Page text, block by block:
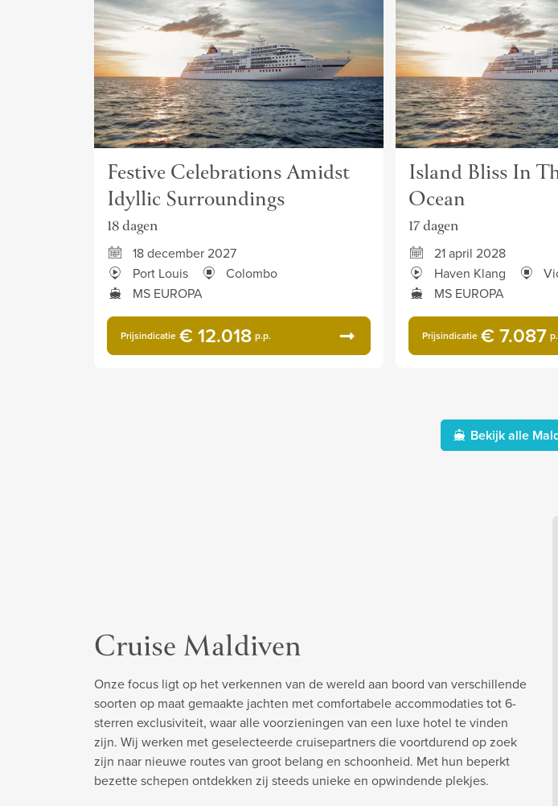
Festive Celebrations Amidst
Idyllic Surroundings
18 dagen
18 december 2027
Port Louis
Colombo
MS EUROPA
Prijsindicatie € 12.018 p.p.
Island Bliss In
Ocean
17 dagen
21 april 2028
Haven Klang
MS EUROPA
Prijsindicatie € 7.087
Bekijk alle
Cruise Maldiven
Onze focus ligt op het verkennen van de wereld aan boord van verschillende
soorten op maat gemaakte jachten met comfortabele accommodaties tot 6-
sterren exclusiviteit, waar alle voorzieningen van een luxe hotel te vinden
zijn. Wij werken met geselecteerde cruisepartners die voortdurend op zoek
zijn naar nieuwe routes van groot belang en schoonheid. Met hun beperkt
bezette schepen ontdekken zij steeds unieke en opwindende plekjes.